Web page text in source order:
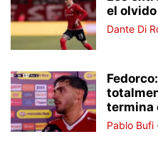
el olvido
Dante Di
termina
Pablo Bufi